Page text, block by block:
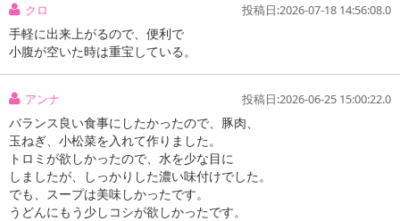
クロ 投稿日:2026-07-18 14:56:08.0
手軽に出来上がるので、便利で
小腹が空いた時は重宝している。
アンナ 投稿日:2026-06-25 15:00:22.0
バランス良い食事にしたかったので、豚肉、
玉ねぎ、小松菜を入れて作りました。
トロミが欲しかったので、水を少な目に
しましたが、しっかりした濃い味付けでした。
でも、スープは美味しかったです。
うどんにもう少しコシが欲しかったです。